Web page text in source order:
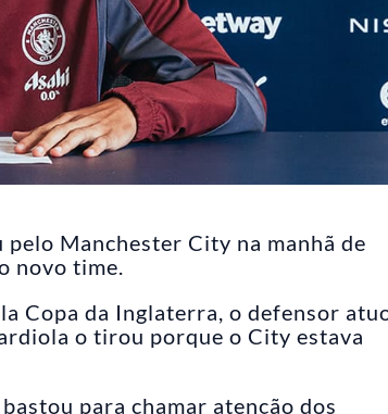
Manchester City na manhã de
novo time.
Copa da Inglaterra, o defensor
o tirou porque o City estava
para chamar atenção dos